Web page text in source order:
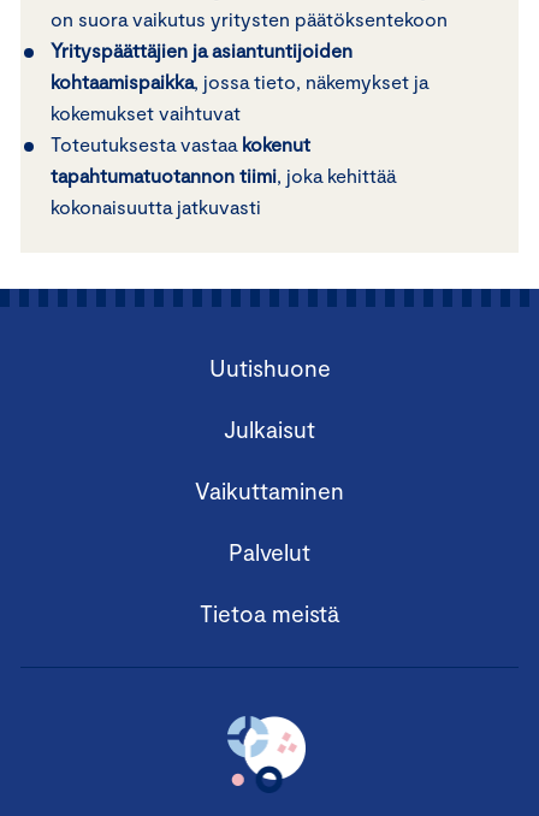
on suora vaikutus yritysten päätöksentekoon
Yrityspäättäjien ja asiantuntijoiden
kohtaamispaikka , jossa tieto, näkemykset ja
kokemukset vaihtuvat
Toteutuksesta vastaa kokenut
tapahtumatuotannon tiimi , joka kehittää
kokonaisuutta jatkuvasti
Uutishuone
Julkaisut
Vaikuttaminen
Palvelut
Tietoa meistä